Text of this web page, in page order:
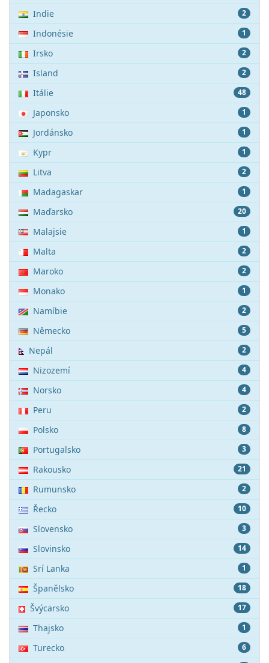
2
Indie
1
Indonésie
2
Irsko
2
Island
48
Itálie
1
Japonsko
1
Jordánsko
1
Kypr
2
Litva
1
Madagaskar
20
Maďarsko
1
Malajsie
2
Malta
2
Maroko
1
Monako
2
Namíbie
5
Německo
2
Nepál
4
Nizozemí
4
Norsko
2
Peru
8
Polsko
3
Portugalsko
21
Rakousko
2
Rumunsko
10
Řecko
3
Slovensko
14
Slovinsko
1
Srí Lanka
18
Španělsko
17
Švýcarsko
1
Thajsko
6
Turecko